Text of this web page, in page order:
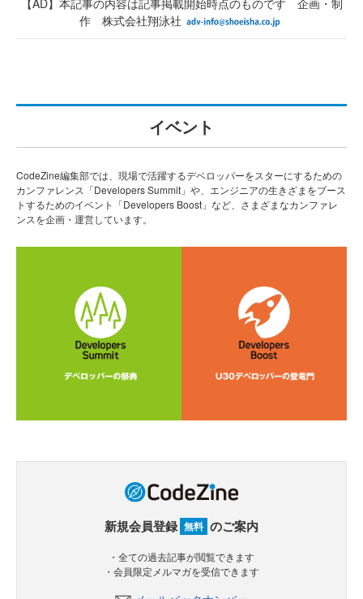
作 株式会社翔泳社
イベント
CodeZine編集部では、現場で活躍するデベロッパーをスターにするための
カンファレンス「Developers Summit」や、エンジニアの生きざまをブース
トするためのイベント「Developers Boost」など、さまざまなカンファレ
ンスを企画・運営しています。
新規会員登録 無料 のご案内
・全ての過去記事が閲覧できます
・会員限定メルマガを受信できます